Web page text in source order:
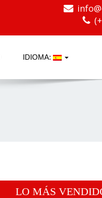
IDIOMA:
LO MÁS